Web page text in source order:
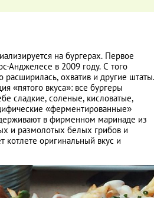
на бургерах. Первое
Анджелесе в 2009 году. С того
расширилась, охватив и другие штаты.
«пятого вкуса»: все бургеры
сладкие, соленые, кисловатые,
«ферментированные»
в фирменном маринаде из
и размолотых белых грибов и
котлете оригинальный вкус и